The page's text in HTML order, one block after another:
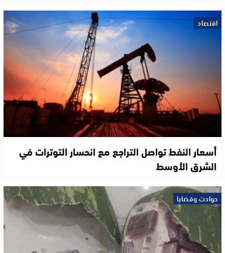
اقتصاد
أسعار النفط تواصل التراجع مع انحسار التوترات في
الشرق الأوسط
حوادث وقضايا